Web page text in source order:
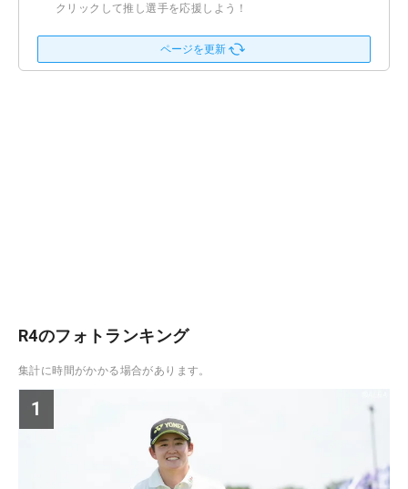
クリックして推し選手を応援しよう！
ページを更新
R4のフォトランキング
集計に時間がかかる場合があります。
1